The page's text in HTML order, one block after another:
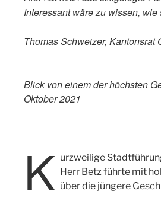
Interessant wäre zu wissen,
Thomas Schweizer,
Blick von einem der höchsten
Oktober 2021
K urzweilige
Herr Betz führte mit
über die jüngere